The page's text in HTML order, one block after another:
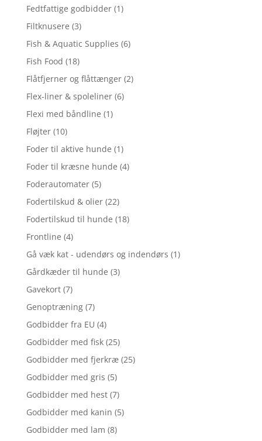
Fedtfattige godbidder (1)
Filtknusere (3)
Fish & Aquatic Supplies (6)
Fish Food (18)
Flåtfjerner og flåttænger (2)
Flex-liner & spoleliner (6)
Flexi med båndline (1)
Fløjter (10)
Foder til aktive hunde (1)
Foder til kræsne hunde (4)
Foderautomater (5)
Fodertilskud & olier (22)
Fodertilskud til hunde (18)
Frontline (4)
Gå væk kat - udendørs og indendørs (1)
Gårdkæder til hunde (3)
Gavekort (7)
Genoptræning (7)
Godbidder fra EU (4)
Godbidder med fisk (25)
Godbidder med fjerkræ (25)
Godbidder med gris (5)
Godbidder med hest (7)
Godbidder med kanin (5)
Godbidder med lam (8)